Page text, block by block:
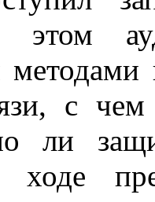
с чем
ли
ходе